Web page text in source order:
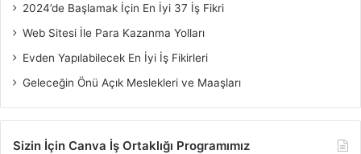
2024’de Başlamak İçin En İyi 37 İş Fikri
Web Sitesi İle Para Kazanma Yolları
Evden Yapılabilecek En İyi İş Fikirleri
Geleceğin Önü Açık Meslekleri ve Maaşları
Sizin İçin Canva İş Ortaklığı Programımız